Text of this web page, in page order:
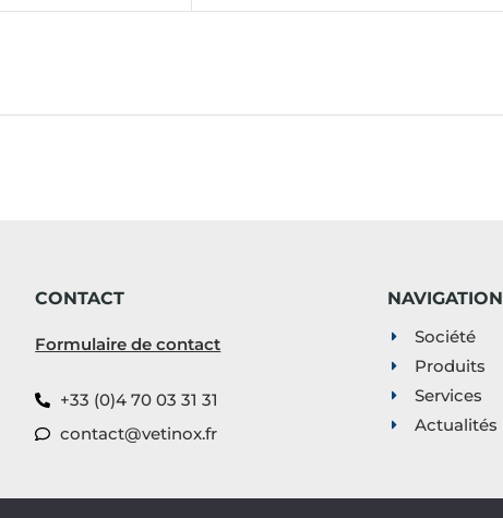
CONTACT
Formulaire de contact
+33 (0)4 70 03 31 31
contact@vetinox.fr
NAVIGATION
Société
Produits
Services
Actualités